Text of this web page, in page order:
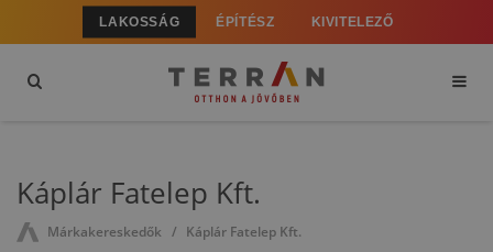
LAKOSSÁG ÉPÍTÉSZ KIVITELEZŐ
Káplár Fatelep Kft.
Márkakereskedők Káplár Fatelep Kft.